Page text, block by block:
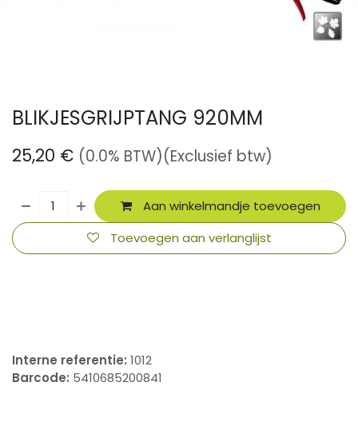
BLIKJESGRIJPTANG 920MM
25,20 € (0.0% BTW)(Exclusief btw)
Aan winkelmandje toevoegen
Toevoegen aan verlanglijst
Interne referentie: 1012
Barcode: 5410685200841